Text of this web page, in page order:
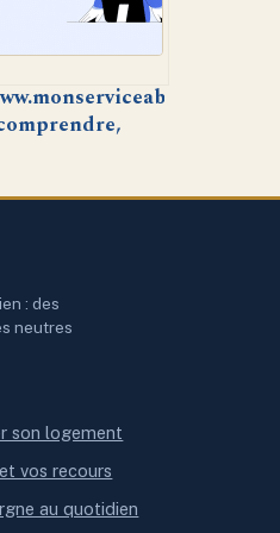
: des
neutres
son logement
vos recours
au quotidien